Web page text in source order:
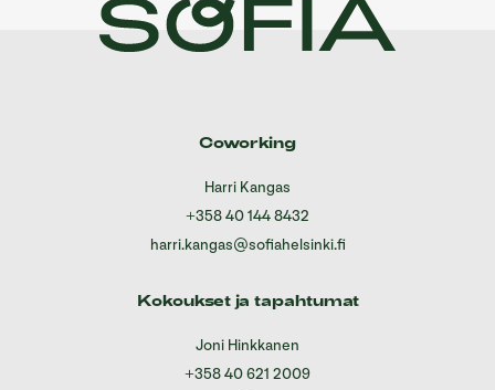
Coworking
Harri Kangas
+358 40 144 8432
harri.kangas@sofiahelsinki.fi
Kokoukset ja tapahtumat
Joni Hinkkanen
+358 40 621 2009